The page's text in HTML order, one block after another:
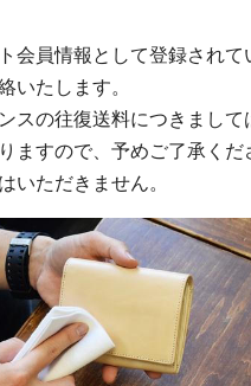
会員情報として登録されて
いたします。
スの往復送料につきまして
ますので、予めご了承くだ
いただきません。